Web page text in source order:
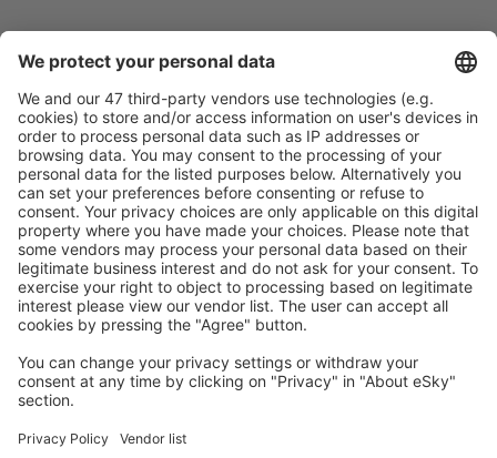
Caută rapid şi uşor
Ofertă adaptată aşteptărilor tale.
Planifică ȋn siguranţă
Rezervare fără griji cu opțiune gratuită de anulare.
Economiseşte mai mult
Prețuri atractive și oferte speciale pentru utilizatorii
conectați.
Cazarea preferată
apartamente și altele.